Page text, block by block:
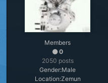
Members
0
2050 posts
Gender:Male
Location:Zemun